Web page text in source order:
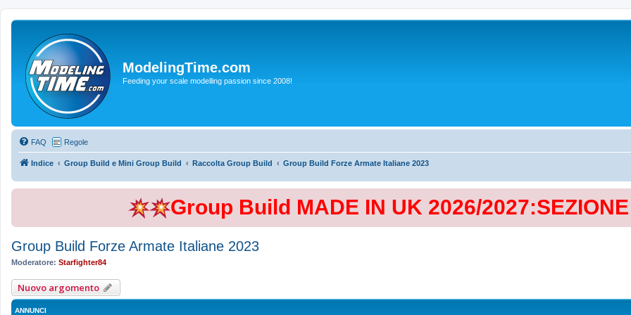
ModelingTime.com
Feeding your scale modelling passion since 2008!
FAQ Regole
Indice Group Build e Mini Group Build Raccolta Group Build Group Build Forze Armate Italiane 2023
Group Build MADE IN UK 2026/
Group Build Forze Armate Italiane 2023
Moderatore: Starfighter84
Nuovo argomento
ANNUNCI